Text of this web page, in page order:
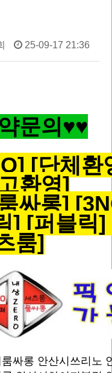
25-09-17 21:36
문의♥♥
[단체환
환영]
싸롱]
] [퍼블릭]
룸]
싸롱 안산시쓰리노